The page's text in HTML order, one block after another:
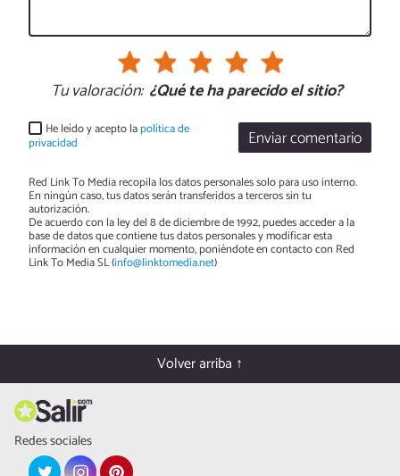
Tu valoración: ¿Qué te ha parecido el sitio?
Enviar comentario
He leído y acepto lapolítica de
privacidad
Red Link To Media recopila los datos personales solo para uso interno.
En ningún caso, tus datos serán transferidos a terceros sin tu
autorización.
De acuerdo con la ley del 8 de diciembre de 1992, puedes acceder a la
base de datos que contiene tus datos personales y modificar esta
información en cualquier momento, poniéndote en contacto con Red
Link To Media SL (info@linktomedia.net)
Volver arriba ↑
Redes sociales